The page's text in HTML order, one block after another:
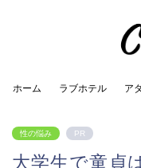
ホーム ラブホテル ア
性の悩み PR
大学生で童貞